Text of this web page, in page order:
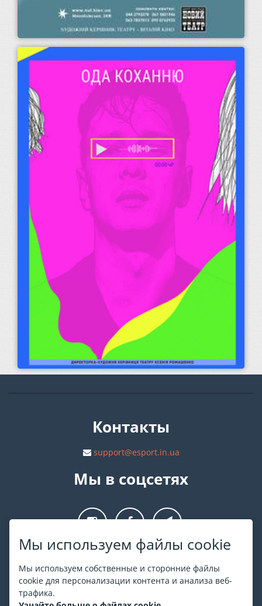
Мы используем файлы cookie
Мы используем собственные и сторонние файлы
cookie для персонализации контента и анализа веб-
трафика.
Контакты
support@esport.in.ua
Мы в соцсетях
О ESPORT
На ESPORT.in.ua представлена афиша Киева и других
городов Украины. Все билеты продаются официально. Мы